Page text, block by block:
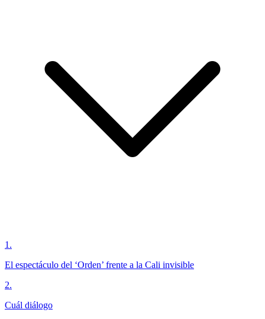
1 .
El espectáculo del ‘Orden’ frente a la Cali invisible
2.
Cuál diálogo